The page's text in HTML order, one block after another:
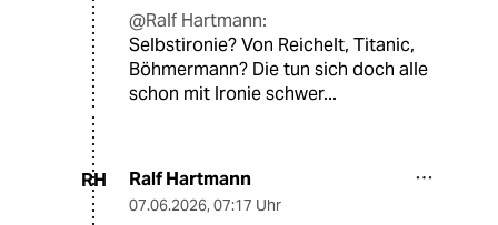
@Ralf Hartmann:
Selbstironie? Von Reichelt, Titanic,
Böhmermann? Die tun sich doch alle
schon mit Ironie schwer...
RH Ralf Hartmann
07.06.2026, 07:17 Uhr